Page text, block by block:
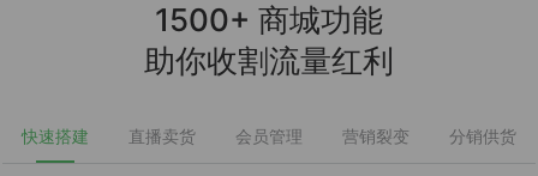
1500+ 商城功能
助你收割流量红利
快速搭建 直播卖货 会员管理 营销裂变 分销供货